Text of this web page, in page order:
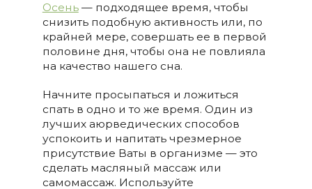
Осень— подходящее время, чтобы
снизить подобную активность или, по
крайней мере, совершать ее в первой
половине дня, чтобы она не повлияла
на качество нашего сна.
Начните просыпаться и ложиться
спать в одно и то же время. Один из
лучших аюрведических способов
успокоить и напитать чрезмерное
присутствие Ваты в организме — это
сделать масляный массаж или
самомассаж. Используйте